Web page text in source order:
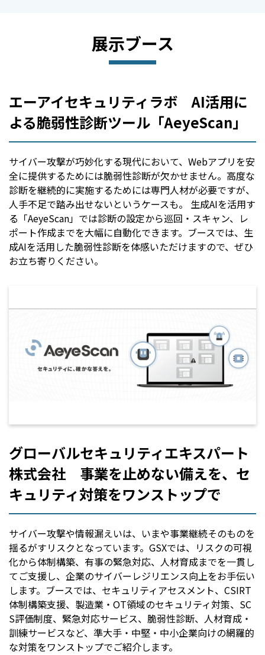
展示ブース
エーアイセキュリティラボ AI活用に
よる脆弱性診断ツール「AeyeScan」
サイバー攻撃が巧妙化する現代において、Webアプリを安
全に提供するためには脆弱性診断が欠かせません。高度な
診断を継続的に実施するためには専門人材が必要ですが、
人手不足で踏み出せないというケースも。 生成AIを活用す
る「AeyeScan」では診断の設定から巡回・スキャン、レ
ポート作成までを大幅に自動化できます。ブースでは、生
成AIを活用した脆弱性診断を体感いただけますので、ぜひ
お立ち寄りください。
グローバルセキュリティエキスパート
株式会社 事業を止めない備えを、セ
キュリティ対策をワンストップで
サイバー攻撃や情報漏えいは、いまや事業継続そのものを
揺るがすリスクとなっています。GSXでは、リスクの可視
化から体制構築、有事の緊急対応、人材育成までを一貫し
てご支援し、企業のサイバーレジリエンス向上をお手伝い
します。ブースでは、セキュリティアセスメント、CSIRT
体制構築支援、製造業・OT領域のセキュリティ対策、SC
S評価制度、緊急対応サービス、脆弱性診断、人材育成・
訓練サービスなど、準大手・中堅・中小企業向けの網羅的
な対策をワンストップでご紹介します。